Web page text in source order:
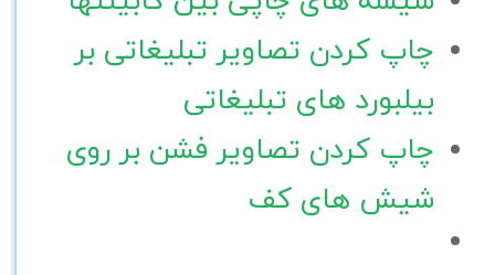
چاپ کردن تصاویر تبلیغاتی بر
بیلبورد های تبلیغاتی
چاپ کردن تصاویر فشن بر روی
شیش های کف